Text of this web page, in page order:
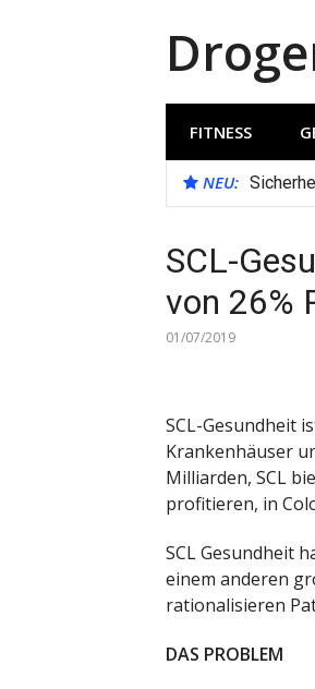
FITNESS
NEU:
SCL-
von 26%
01/07/2019
SCL-Gesundheit
Krankenhäuser
Milliarden, SCL
profitieren, in
SCL Gesundheit
einem anderen
rationalisieren
DAS PROBLEM